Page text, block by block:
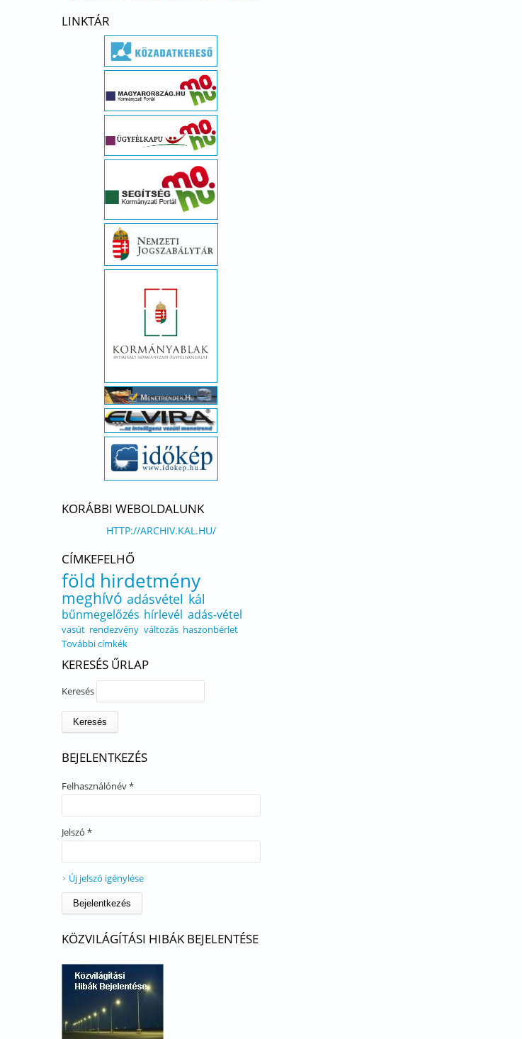
LINKTÁR
KORÁBBI WEBOLDALUNK
HTTP://ARCHIV.KAL.HU/
CÍMKEFELHŐ
föld hirdetmény
meghívó adásvétel kál
bűnmegelőzés hírlevél adás-vétel
vasút rendezvény változás haszonbérlet
További címkék
KERESÉS ŰRLAP
Keresés
BEJELENTKEZÉS
Felhasználónév*
Jelszó *
Új jelszó igénylése
KÖZVILÁGÍTÁSI HIBÁK BEJELENTÉSE